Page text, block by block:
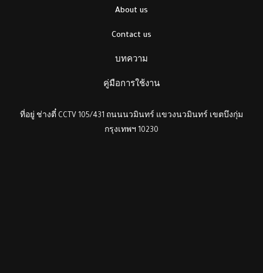
About us
Contact us
บทความ
คู่มือการใช้งาน
ที่อยู่ ช่างตี๋ CCTV 105/431 ถนนนวมินทร์ แขวงนวมินทร์ เขตบึงกุ่ม
กรุงเทพฯ 10230